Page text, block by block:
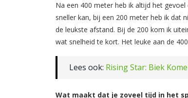
Na een 400 meter heb ik altijd het
sneller kan, bij een 200 meter heb ik dat
de leukste afstand. Bij de 200 kom ik
wat snelheid te kort. Het leuke aan de
Lees ook: Rising Star: Biek
Wat maakt dat je zoveel tijd in het